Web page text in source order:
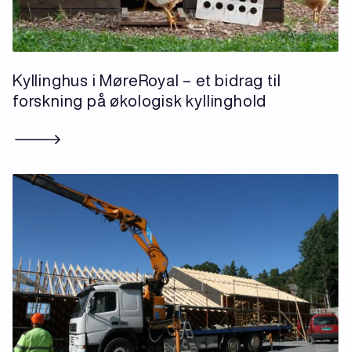
Kyllinghus i MøreRoyal – et bidrag til
forskning på økologisk kyllinghold